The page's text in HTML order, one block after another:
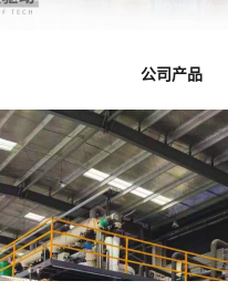
公司产品